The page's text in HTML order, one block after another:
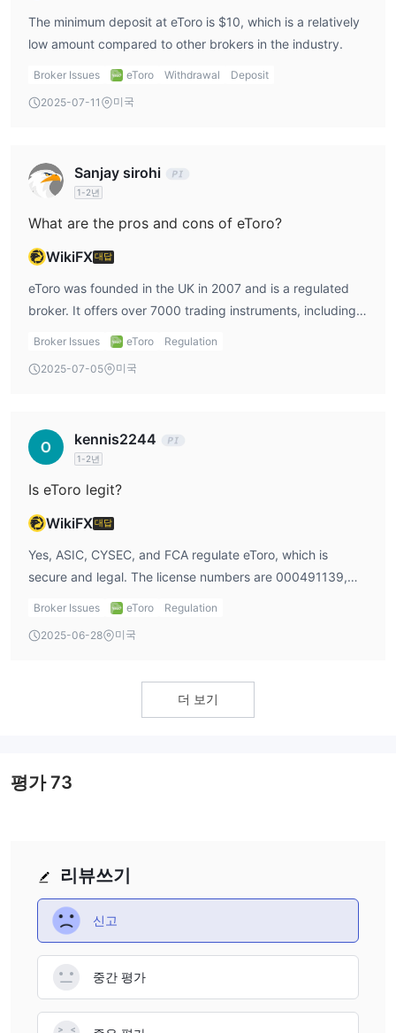
간 시장 데이터, 고급 차트 도구 및 사용하기 쉬운 주문 입력 시스템
을 포함한 다양한 도구와 기능을 제공합니다.
eToro 플랫폼의 가장 주목할만한 기능 중 하나는
능으로, 사용자가 성공한 트레이더의 거래를 따라하고 복사할 수 있
자체 플랫폼 외에도 eToro은 세계적으로 널리 사용되는
MetaTrader 4 (MT4)
거래 전략 자동화 기능으로 알려져 있습니다.
입출금
입금
eToro은신용카드/직불카드, 은행 송금 및 PayPal, Neteller,
Skrill 과 같은 전자지갑을 포함한 여러 결제 방법을 허용합니다.
로 낮습니다.
eToro은
입금 수수료를 부과하지 않습니다
공급자는 자체 수수료를 부과할 수 있습니다.
eToro은 입금과 동일한 결제 방법을 사용하여 자금을 인출할 수 있
습니다.
출금
최소 출금 금액은 $30이며, USD 투자 계좌의 경우$5의 출금
수수료가 있으며, GBP 및 EUR 계좌의 경우 무료입니다.
출금은 일반적으로영업일 기준 1일 이내에 처리
출금을 하기 전에 신원을 확인하고 필요한 KYC (고객 신원 확인) 절
과 지식을 향상시킬 수 있도록 다양한 교육 콘텐츠를 제공합니다.
포털입니다. 이 주제에는 거래 전략, 시장 분석, 리스크 관리 등이 포
함됩니다.
거래 가이드: eToro은 주식, 상품, 통화 및 지수 등 다양한 거래 주제
에 대한 깊은 정보를 제공하는 일련의 거래 가이드도 제공합니다.
시장 뉴스 및 분석: eToro은 트레이더들에게 최신 시장 뉴스 및 분석
을 제공합니다. 이에는 일일 시장 업데이트, 주간 시장 분석 및 기타
교육 콘텐츠가 포함됩니다.
더 많은 교육 자료는 공식 웹사이트에서 찾을 수 있습니다.
The minimum deposit at eToro is $10, which is a relatively
low amount compared to other brokers in the industry.
Broker Issues eToro Withdrawal Deposit
2025-07-11 미국
Sanjay sirohi
1-2년
What are the pros and cons of eToro?
WikiFX대답
eToro was founded in the UK in 2007 and is a regulated
broker. It offers over 7000 trading instruments, including
currencies, cryptocurrencies, and more.
Broker Issues eToro Regulation
2025-07-05 미국
kennis2244
1-2년
Is eToro legit?
WikiFX대답
Yes, ASIC, CYSEC, and FCA regulate eToro, which is
secure and legal. The license numbers are 000491139,
109/1,0 and 583263.
Broker Issues eToro Regulation
2025-06-28 미국
더 보기
리뷰쓰기
신고
중간 평가
평가73